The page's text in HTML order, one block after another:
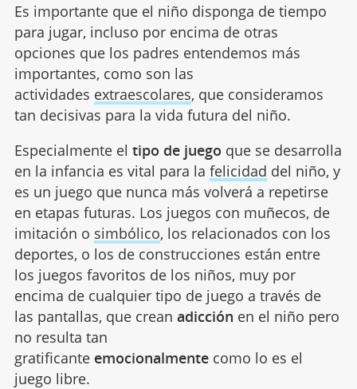
Es importante que el niño disponga de tiempo
para jugar, incluso por encima de otras
opciones que los padres entendemos más
importantes, como son las
actividades extraescolares, que consideramos
tan decisivas para la vida futura del niño.
Especialmente el tipo de juego que se desarrolla
en la infancia es vital para la felicidad del niño, y
es un juego que nunca más volverá a repetirse
en etapas futuras. Los juegos con muñecos, de
imitación o simbólico, los relacionados con los
deportes, o los de construcciones están entre
los juegos favoritos de los niños, muy por
encima de cualquier tipo de juego a través de
las pantallas, que crean adicción en el niño pero
no resulta tan
gratificante emocionalmentecomo lo es el
juego libre.